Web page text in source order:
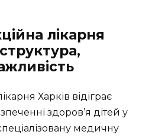
лікарня
Харків відіграє
здоров’я дітей у
медичну